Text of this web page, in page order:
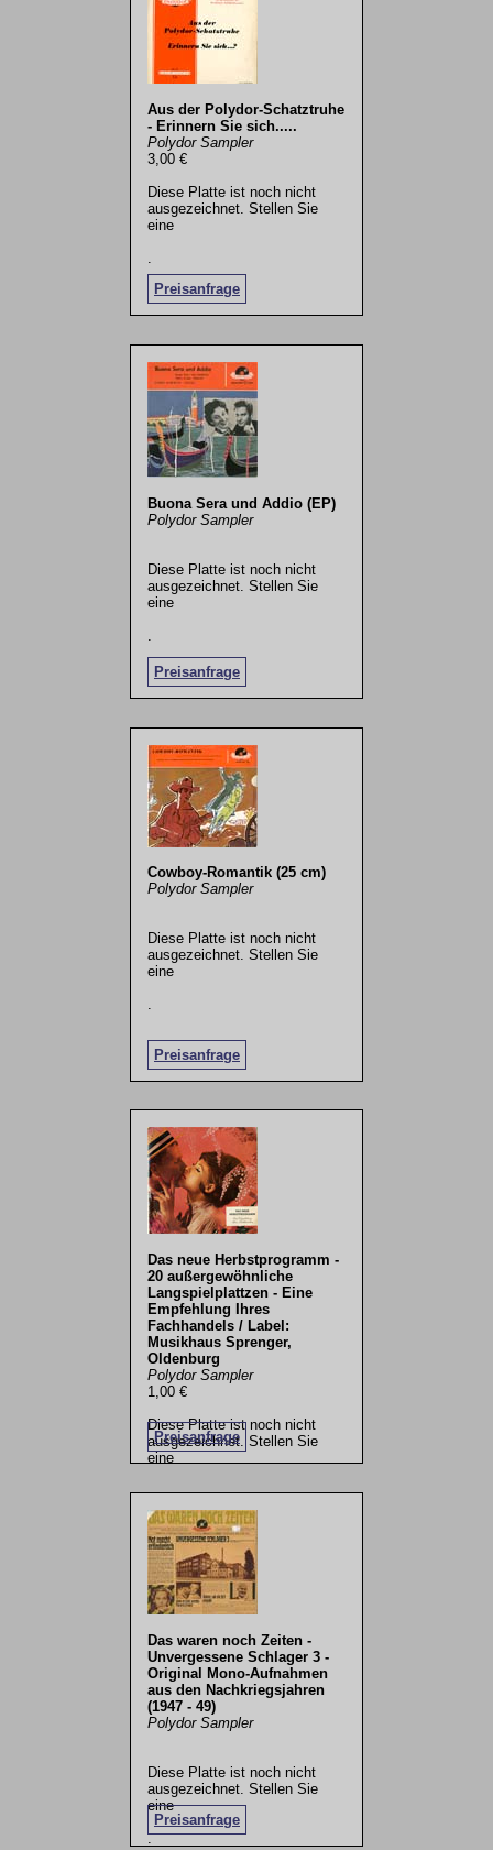
Aus der Polydor-Schatztruhe
- Erinnern Sie sich.....
Polydor Sampler
3,00 €
Diese Platte ist noch nicht
ausgezeichnet. Stellen Sie
eine
Preisanfrage
.
Buona Sera und Addio (EP)
Polydor Sampler
Diese Platte ist noch nicht
ausgezeichnet. Stellen Sie
eine
Preisanfrage
Cowboy-Romantik (25 cm)
Polydor Sampler
Diese Platte ist noch nicht
ausgezeichnet. Stellen Sie
eine
Preisanfrage
.
Das neue Herbstprogramm -
20 außergewöhnliche
Langspielplattzen - Eine
Empfehlung Ihres
Fachhandels / Label:
Musikhaus Sprenger,
Oldenburg
Polydor Sampler
1,00 €
Diese Platte ist noch nicht
ausgezeichnet. Stellen Sie
eine
Preisanfrage
.
Das waren noch Zeiten -
Unvergessene Schlager 3 -
Original Mono-Aufnahmen
aus den Nachkriegsjahren
(1947 - 49)
Polydor Sampler
Diese Platte ist noch nicht
ausgezeichnet. Stellen Sie
eine
Preisanfrage
.